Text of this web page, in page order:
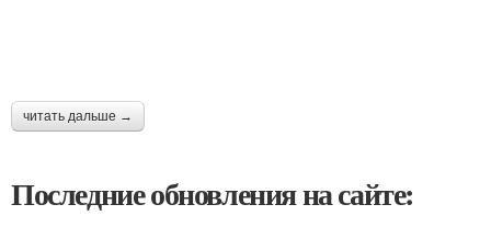
читать дальше →
Последние обновления на сайте: